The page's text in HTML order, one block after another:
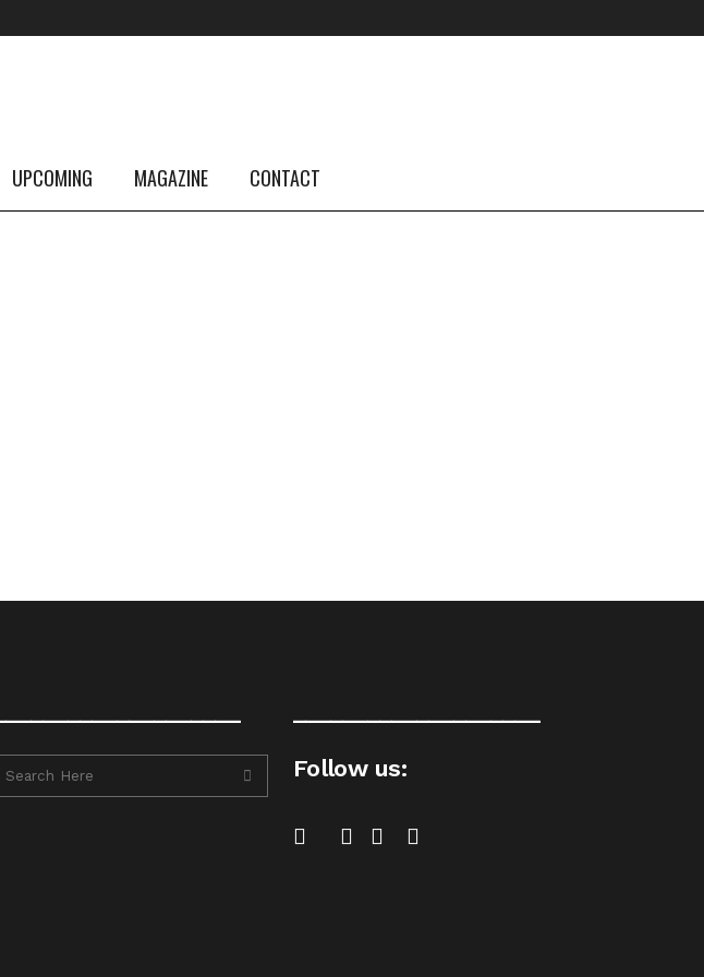
UPCOMING MAGAZINE CONTACT
FOLLOW US #TBA
INSTAGRAM FEED
Follow us: